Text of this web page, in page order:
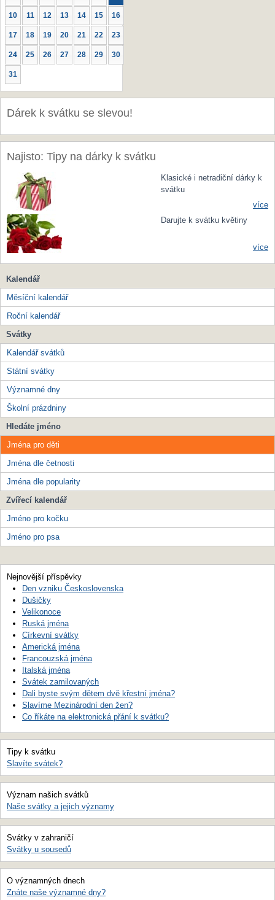
10 11 12 13 14 15 16
17 18 19 20 21 22 23
24 25 26 27 28 29 30
31
Dárek k svátku se slevou!
Najisto: Tipy na dárky k svátku
Klasické i netradiční dárky k
svátku
více
Darujte k svátku květiny
více
Kalendář
Měsíční kalendář
Roční kalendář
Svátky
Kalendář svátků
Státní svátky
Významné dny
Školní prázdniny
Hledáte jméno
Jména pro děti
Jména dle četnosti
Jména dle popularity
Zvířecí kalendář
Jméno pro kočku
Jméno pro psa
Nejnovější příspěvky
Den vzniku Československa
Dušičky
Velikonoce
Ruská jména
Církevní svátky
Americká jména
Francouzská jména
Italská jména
Svátek zamilovaných
Dali byste svým dětem dvě křestní jména?
Slavíme Mezinárodní den žen?
Co říkáte na elektronická přání k svátku?
Tipy k svátku
Slavíte svátek?
Význam našich svátků
Naše svátky a jejich významy
Svátky v zahraničí
Svátky u sousedů
O významných dnech
Znáte naše významné dny?